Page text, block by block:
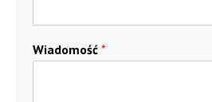
Wiadomość *